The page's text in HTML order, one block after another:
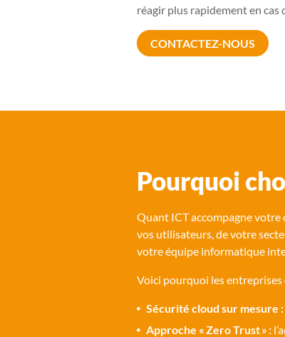
réagir plus rapidement en
CONTACTEZ-NOUS
Pourquoi
Quant ICT accompagne
vos utilisateurs, de votre
votre équipe informatique
Voici pourquoi les
Sécurité cloud sur mesure :
Approche « Zero Trust » :